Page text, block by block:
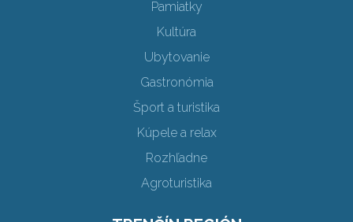
Pamiatky
Kultúra
Ubytovanie
Gastronómia
Šport a turistika
Kúpele a relax
Rozhľadne
Agroturistika